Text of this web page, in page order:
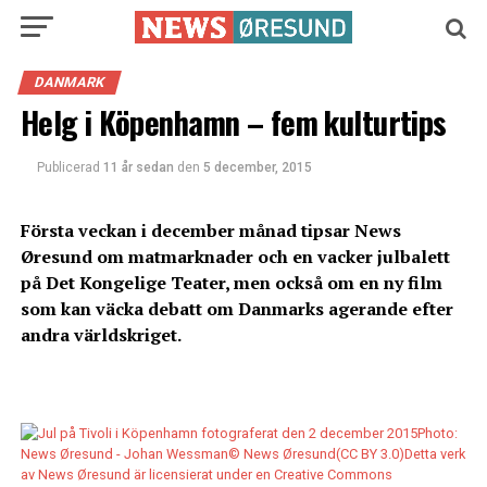
DANMARK
Helg i Köpenhamn – fem kulturtips
Publicerad 11 år sedan den 5 december, 2015
Första veckan i december månad tipsar News
Øresund om matmarknader och en vacker julbalett
på Det Kongelige Teater, men också om en ny film
som kan väcka debatt om Danmarks agerande efter
andra världskriget.